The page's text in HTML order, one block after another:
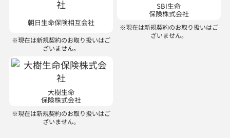
朝日生命保険相互会社
※現在は新規契約のお取り扱いはご
ざいません。
SBI生命
保険株式会社
※現在は新規契約のお取り扱いはご
ざいません。
大樹生命
保険株式会社
※現在は新規契約のお取り扱いはご
ざいません。